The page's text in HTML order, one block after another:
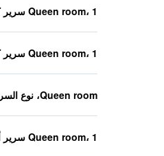
Queen room، 1 سرير كوين
Queen room، 1 سرير كوين
Queen room، نوع السرير غير معروف
Queen room، 1 سرير أريكة